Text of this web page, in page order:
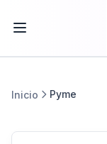
Inicio Pyme